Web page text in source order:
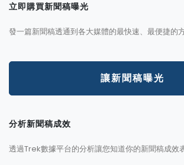
立即購買新聞稿曝光
發一篇新聞稿透通到各大媒體的最快速、最便捷的
讓新聞稿曝光
分析新聞稿成效
透過Trek數據平台的分析讓您知道你的新聞稿成效